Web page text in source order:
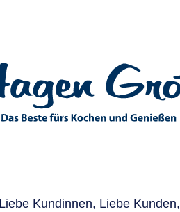
Liebe Kundinnen, Liebe Kunden,